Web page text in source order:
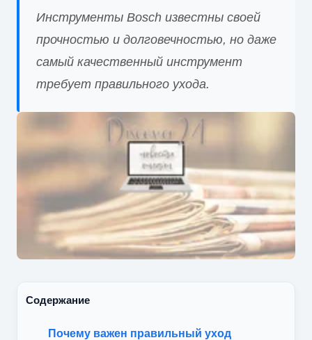
Инструменты Bosch известны своей
прочностью и долговечностью, но даже
самый качественный инструмент
требует правильного ухода.
Содержание
Почему важен правильный уход